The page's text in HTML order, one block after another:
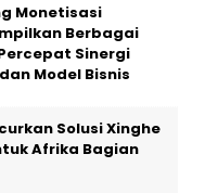
Monetisasi
Berbagai
Sinergi
Model Bisnis
Solusi Xinghe
Afrika Bagian